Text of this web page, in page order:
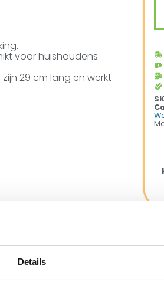
Details
voor huishoudens
29 cm lang en werkt